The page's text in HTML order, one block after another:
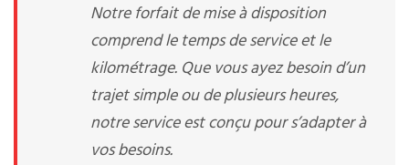
Notre forfait de mise à disposition
comprend le temps de service et le
kilométrage. Que vous ayez besoin d’un
trajet simple ou de plusieurs heures,
notre service est conçu pour s’adapter à
vos besoins.